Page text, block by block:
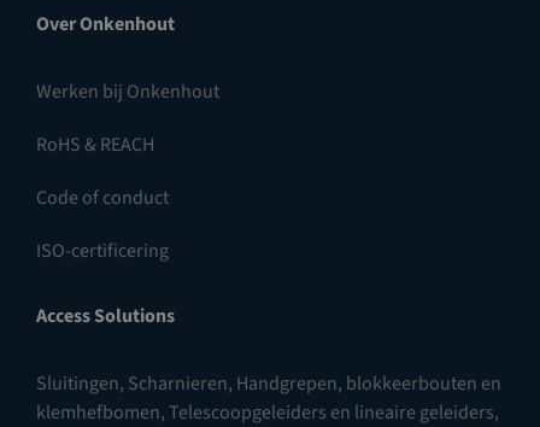
Over Onkenhout
Werken bij Onkenhout
RoHS & REACH
Code of conduct
ISO-certificering
Access Solutions
Sluitingen, Scharnieren, Handgrepen, blokkeerbouten en
klemhefbomen,Telescoopgeleiders en lineaire geleiders,